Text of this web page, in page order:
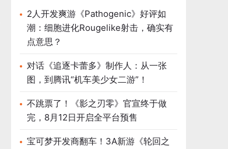
2人开发爽游《Pathogenic》好评如
潮：细胞进化Rougelike射击，确实有
点意思？
对话《追逐卡蕾多》制作人：从一张
图，到腾讯“机车美少女二游”！
不跳票了！《影之刃零》官宣终于做
完，8月12日开启全平台预售
宝可梦开发商翻车！3A新游《轮回之